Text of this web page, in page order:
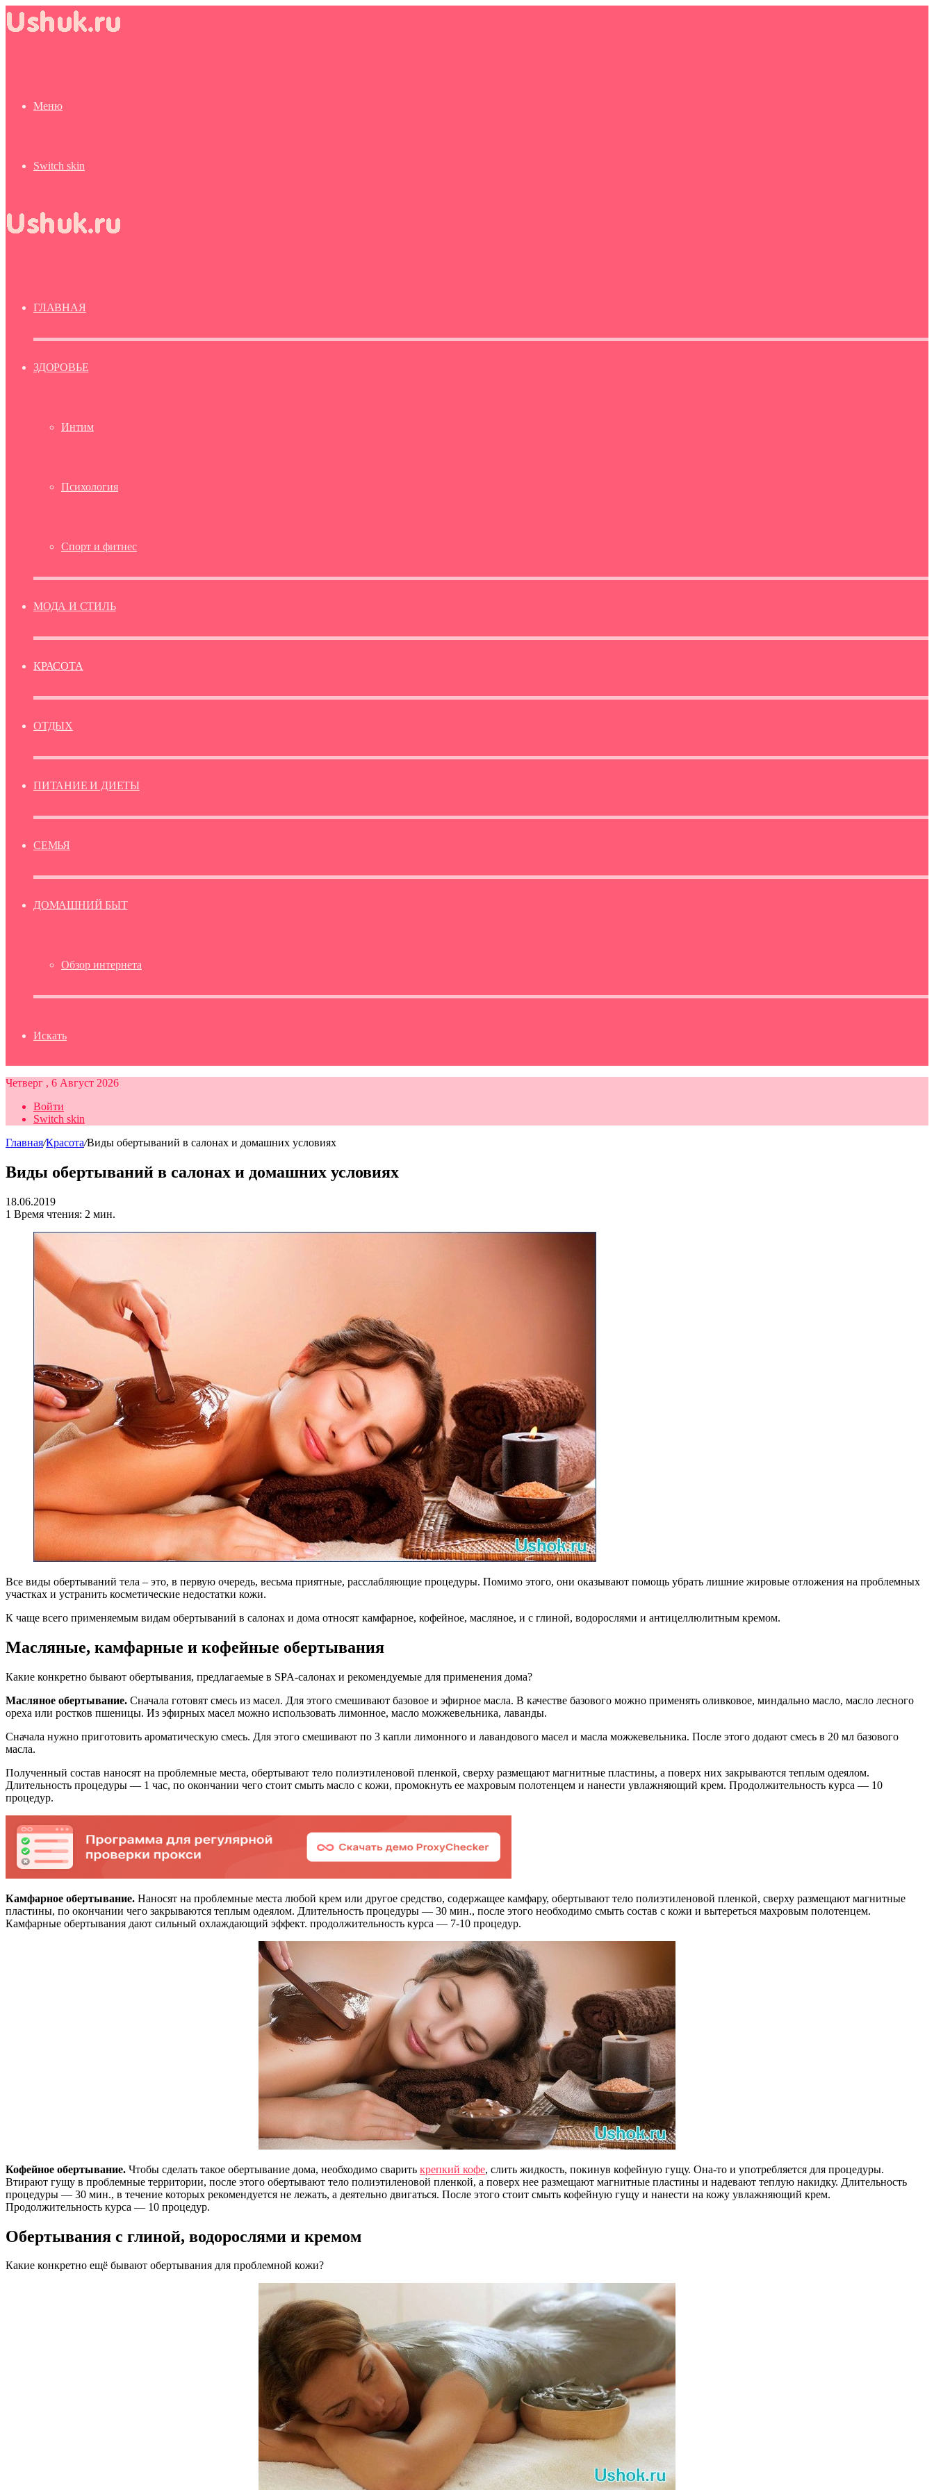
Меню
Switch skin
ГЛАВНАЯ
ЗДОРОВЬЕ
Интим
Психология
Спорт и фитнес
МОДА И СТИЛЬ
КРАСОТА
ОТДЫХ
ПИТАНИЕ И ДИЕТЫ
СЕМЬЯ
ДОМАШНИЙ БЫТ
Обзор интернета
Искать
Четверг , 6 Август 2026
Войти
Switch skin
Главная/Красота/Виды обертываний в салонах и домашних условиях
Виды обертываний в салонах и домашних условиях
18.06.2019
1 Время чтения: 2 мин.
Все виды обертываний тела – это, в первую очередь, весьма приятные, расслабляющие процедуры. Помимо этого, они оказывают помощь убрать лишние жировые отложения на проблемных
участках и устранить косметические недостатки кожи.
К чаще всего применяемым видам обертываний в салонах и дома относят камфарное, кофейное, масляное, и с глиной, водорослями и антицеллюлитным кремом.
Масляные, камфарные и кофейные обертывания
Какие конкретно бывают обертывания, предлагаемые в SPA-салонах и рекомендуемые для применения дома?
Масляное обертывание. Сначала готовят смесь из масел. Для этого смешивают базовое и эфирное масла. В качестве базового можно применять оливковое, миндально масло, масло лесного
ореха или ростков пшеницы. Из эфирных масел можно использовать лимонное, масло можжевельника, лаванды.
Сначала нужно приготовить ароматическую смесь. Для этого смешивают по 3 капли лимонного и лавандового масел и масла можжевельника. После этого додают смесь в 20 мл базового
масла.
Полученный состав наносят на проблемные места, обертывают тело полиэтиленовой пленкой, сверху размещают магнитные пластины, а поверх них закрываются теплым одеялом.
Длительность процедуры — 1 час, по окончании чего стоит смыть масло с кожи, промокнуть ее махровым полотенцем и нанести увлажняющий крем. Продолжительность курса — 10
процедур.
Камфарное обертывание. Наносят на проблемные места любой крем или другое средство, содержащее камфару, обертывают тело полиэтиленовой пленкой, сверху размещают магнитные
пластины, по окончании чего закрываются теплым одеялом. Длительность процедуры — 30 мин., после этого необходимо смыть состав с кожи и вытереться махровым полотенцем.
Камфарные обертывания дают сильный охлаждающий эффект. продолжительность курса — 7-10 процедур.
Кофейное обертывание. Чтобы сделать такое обертывание дома, необходимо сварить крепкий кофе, слить жидкость, покинув кофейную гущу. Она-то и употребляется для процедуры.
Втирают гущу в проблемные территории, после этого обертывают тело полиэтиленовой пленкой, а поверх нее размещают магнитные пластины и надевают теплую накидку. Длительность
процедуры — 30 мин., в течение которых рекомендуется не лежать, а деятельно двигаться. После этого стоит смыть кофейную гущу и нанести на кожу увлажняющий крем.
Продолжительность курса — 10 процедур.
Обертывания с глиной, водорослями и кремом
Какие конкретно ещё бывают обертывания для проблемной кожи?